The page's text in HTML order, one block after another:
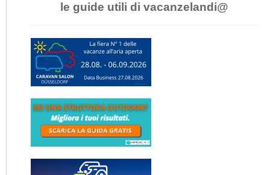
le guide utili di vacanzelandi@